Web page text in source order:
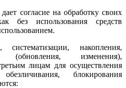
согласие на обработку своих
без использования средств
накопления,
(обновления, изменения),
лицам для осуществления
блокирования